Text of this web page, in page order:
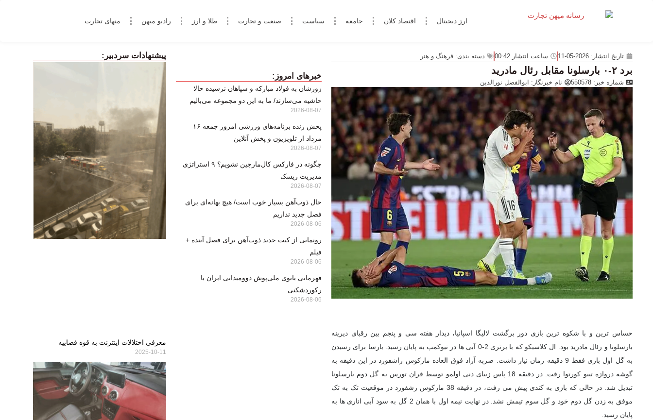
ارز دیجیتال اقتصاد کلان جامعه سیاست صنعت و تجارت طلا و ارز رادیو میهن منهای تجارت
تاریخ انتشار: 2026-05-11 ساعت انتشار 00:42 دسته بندی: فرهنگ و هنر
برد ۲-۰ بارسلونا مقابل رئال مادرید
شماره خبر: 550578 نام خبرنگار: ابوالفضل نورالدین
حساس ترین و با شکوه ترین بازی دور برگشت لالیگا اسپانیا، دیدار هفته سی و پنجم بین رقبای دیرینه
بارسلونا و رئال مادرید بود. ال کلاسیکو که با برتری 2-0 آبی ها در نیوکمپ به پایان رسید. بارسا برای رسیدن
به گل اول بازی فقط 9 دقیقه زمان نیاز داشت. ضربه آزاد فوق العاده مارکوس راشفورد در این دقیقه به
گوشه دروازه تیبو کورتوا رفت. در دقیقه 18 پاس زیبای دنی اولمو توسط فران تورس به گل دوم بارسلونا
تبدیل شد. در حالی که بازی به کندی پیش می رفت، در دقیقه 38 مارکوس رشفورد در موقعیت تک به تک
موفق به زدن گل دوم خود و گل سوم تیمش نشد. در نهایت نیمه اول با همان 2 گل به سود آبی اناری ها به
پایان رسید.
خبرهای امروز:
زورشان به فولاد مبارکه و سپاهان نرسیده حالا
حاشیه می‌سازند/ ما به این دو مجموعه می‌بالیم
2026-08-07
پخش زنده برنامه‌های ورزشی امروز جمعه ۱۶
مرداد از تلویزیون و پخش آنلاین
2026-08-07
چگونه در فارکس کال‌مارجین نشویم؟ ۹ استراتژی
مدیریت ریسک
2026-08-07
حال ذوب‌آهن بسیار خوب است/ هیچ بهانه‌ای برای
فصل جدید نداریم
2026-08-06
رونمایی از کیت جدید ذوب‌آهن برای فصل آینده +
فیلم
2026-08-06
قهرمانی بانوی ملی‌پوش دوومیدانی ایران با
رکوردشکنی
2026-08-06
پیشنهادات سردبیر:
معرفی اختلالات اینترنت به قوه قضاییه
2025-10-11